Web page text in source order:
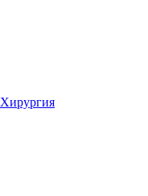
Хирургия